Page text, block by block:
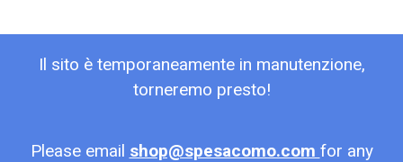
Il sito è temporaneamente in manutenzione,
torneremo presto!
Please email shop@spesacomo.com for any